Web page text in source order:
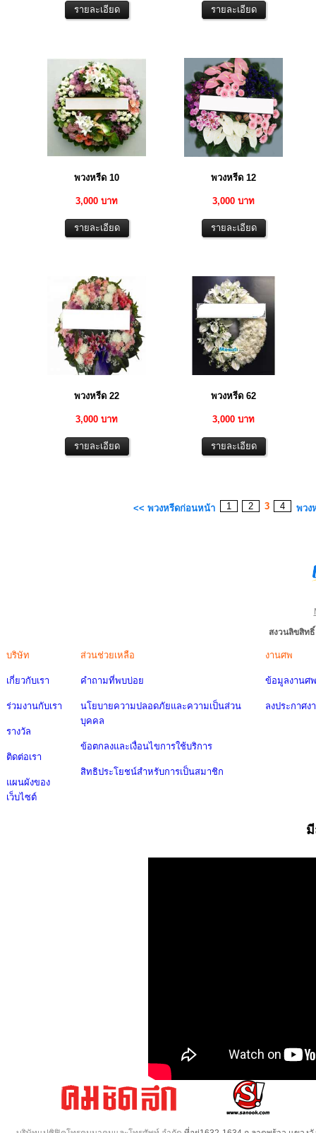
พวงหรีด 10
3,000 บาท
พวงหรีด 12
3,000 บาท
พวงหรีด 22
3,000 บาท
พวงหรีด 62
3,000 บาท
<< พวงหรีดก่อนหน้า 1 2 3 4 พวง
สงวนลิขสิท
บริษัท
เกี่ยวกับเรา
ร่วมงานกับเรา
รางวัล
ติดต่อเรา
แผนผังของ
เว็บไซต์
ส่วนช่วยเหลือ
คำถามที่พบบ่อย
นโยบายความปลอดภัยและความเป็นส่วน
บุคคล
ข้อตกลงและเงื่อนไขการใช้บริการ
สิทธิประโยชน์สำหรับการเป็นสมาชิก
งานศพ
ข้อมูลงานศพ
ลงประกาศง